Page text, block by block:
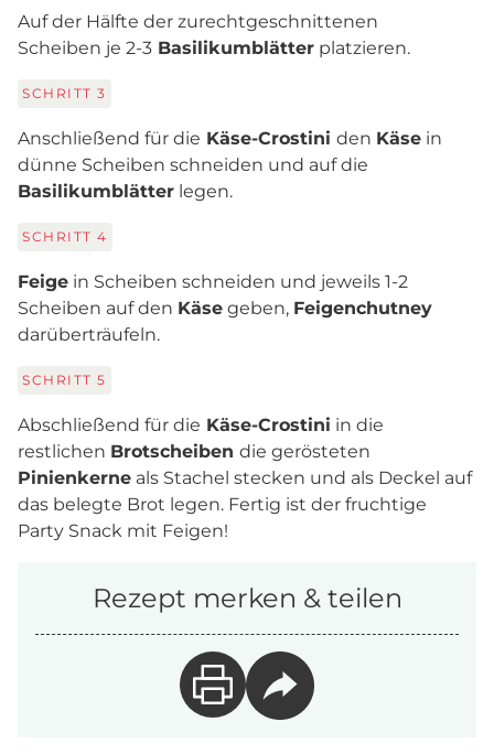
Auf der Hälfte der zurechtgeschnittenen
Scheiben je 2-3 Basilikumblätter platzieren.
SCHRITT 3
Anschließend für die Käse-Crostini den Käse in
dünne Scheiben schneiden und auf die
Basilikumblätter legen.
SCHRITT 4
Feige in Scheiben schneiden und jeweils 1-2
Scheiben auf den Käse geben, Feigenchutney
darüberträufeln.
SCHRITT 5
Abschließend für die Käse-Crostini in die
restlichen Brotscheiben die gerösteten
Pinienkerne als Stachel stecken und als Deckel auf
das belegte Brot legen. Fertig ist der fruchtige
Party Snack mit Feigen!
Rezept merken & teilen